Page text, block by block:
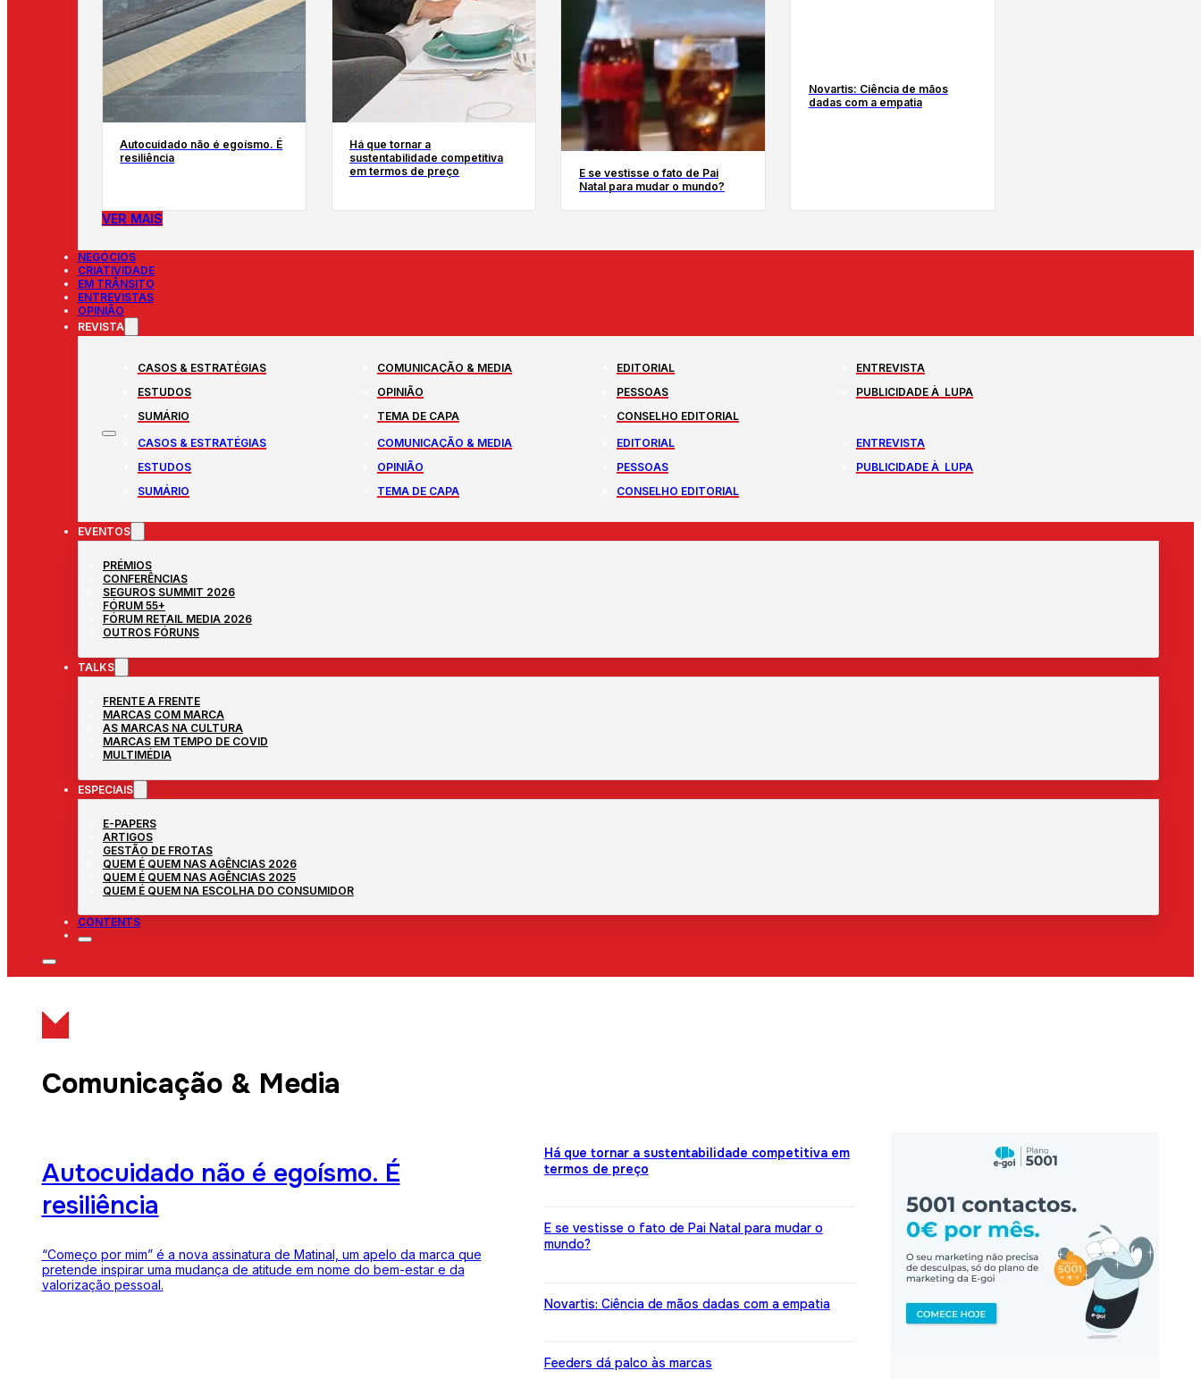
Autocuidado não é egoísmo. É
resiliência
Há que tornar a
sustentabilidade competitiva
em termos de preço
E se vestisse o fato de Pai
Natal para mudar o mundo?
Novartis: Ciência de mãos
dadas com a empatia
VER MAIS
NEGÓCIOS
CRIATIVIDADE
EM TRÂNSITO
ENTREVISTAS
OPINIÃO
REVISTA
CASOS & ESTRATÉGIAS COMUNICAÇÃO & MEDIA EDITORIAL
ENTREVISTA
ESTUDOS
OPINIÃO PESSOAS
PUBLICIDADE À LUPA
SUMÁRIO
TEMA DE CAPA
CONSELHO EDITORIAL
CASOS & ESTRATÉGIAS
COMUNICAÇÃO & MEDIA EDITORIAL
ENTREVISTA
ESTUDOS
OPINIÃO PESSOAS
PUBLICIDADE À LUPA
SUMÁRIO
TEMA DE CAPA CONSELHO EDITORIAL
EVENTOS
PRÉMIOS
CONFERÊNCIAS
SEGUROS SUMMIT 2026
FÓRUM 55+
FÓRUM RETAIL MEDIA 2026
OUTROS FÓRUNS
TALKS
FRENTE A FRENTE
MARCAS COM MARCA
AS MARCAS NA CULTURA
MARCAS EM TEMPO DE COVID
MULTIMÉDIA
ESPECIAIS
E-PAPERS
ARTIGOS
GESTÃO DE FROTAS
QUEM É QUEM NAS AGÊNCIAS 2026
QUEM É QUEM NAS AGÊNCIAS 2025
QUEM É QUEM NA ESCOLHA DO CONSUMIDOR
CONTENTS
Comunicação & Media
Autocuidado não é egoísmo. É
resiliência
“Começo por mim” é a nova assinatura de Matinal, um apelo da marca que
pretende inspirar uma mudança de atitude em nome do bem-estar e da
valorização pessoal.
Há que tornar a sustentabilidade competitiva em
termos de preço
E se vestisse o fato de Pai Natal para mudar o
mundo?
Novartis: Ciência de mãos dadas com a empatia
Feeders dá palco às marcas